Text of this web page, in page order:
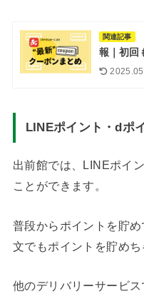
関連記事
報｜初回
LINEポイント・dポ
出前館では、LINEポイ
ことができます。
普段からポイントを貯
文でもポイントを貯めち
他のデリバリーサービ